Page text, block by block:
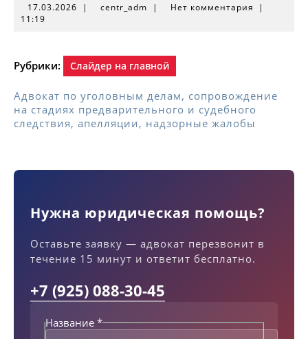
17.03.2026 17.03.2026
| centr_admcentr_adm
| Нет комментария
|
11:19
Рубрики: Слайдер на главной
Адвокат по уголовным делам, сопровождение
на стадиях предварительного и судебного
следствия, апелляции, надзорные жалобы
Нужна юридическая помощь?
Оставьте заявку — адвокат перезвонит в
течение 15 минут и ответит бесплатно.
+7 (925) 088-30-45
ТНазвание *